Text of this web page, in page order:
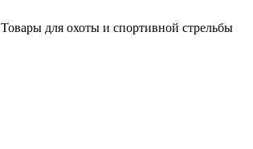
Товары для охоты и спортивной стрельбы